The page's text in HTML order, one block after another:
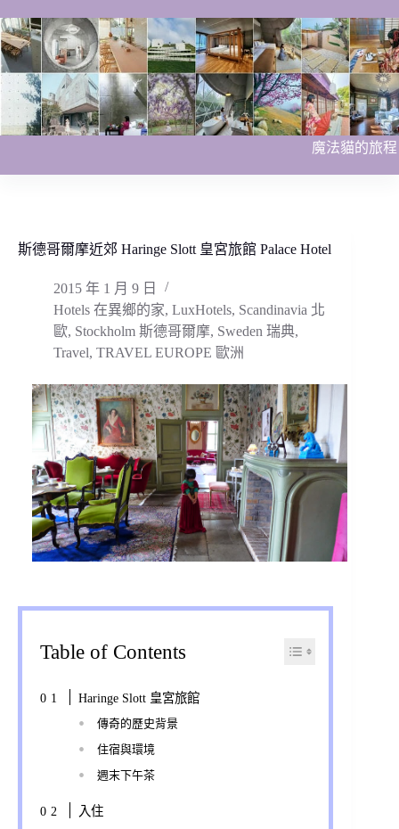
至
主
要
內
容
魔法貓的旅程
斯德哥爾摩近郊 Haringe Slott 皇宮旅館 Palace Hotel
2015 年 1 月 9 日
Hotels 在異鄉的家, LuxHotels, Scandinavia 北
歐, Stockholm 斯德哥爾摩, Sweden 瑞典,
Travel, TRAVEL EUROPE 歐洲
Table of Contents
Haringe Slott 皇宮旅館
傳奇的歷史背景
住宿與環境
週末下午茶
入住